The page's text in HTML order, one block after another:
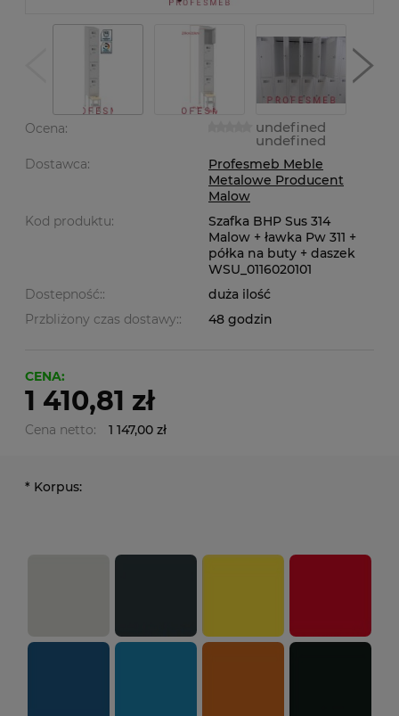
Ocena: undefined
undefined
Dostawca:
Profesmeb Meble
Metalowe Producent
Malow
Kod produktu:
Szafka BHP Sus 314
Malow + ławka Pw 311 +
półka na buty + daszek
WSU_0116020101
Dostepność::
duża ilość
Przbliżony czas dostawy::
48 godzin
CENA:
1 410,81 zł
Cena netto: 1 147,00 zł
* Korpus: